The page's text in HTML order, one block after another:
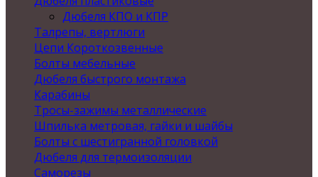
Дюбеля КПО и КПР
Талрепы, вертлюги
Цепи Короткозвенные
Болты мебельные
Дюбеля быстрого монтажа
Карабины
Тросы-зажимы металлические
Шпилька метровая, гайки и шайбы
Болты с шестигранной головкой
Дюбеля для термоизоляции
Саморезы